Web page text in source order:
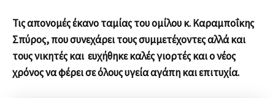
Τις απονομές έκανο ταμίας του ομίλου κ. Καραμποΐκης
Σπύρος, που συνεχάρει τους συμμετέχοντες αλλά και
τους νικητές και ευχήθηκε καλές γιορτές και ο νέος
χρόνος να φέρει σε όλους υγεία αγάπη και επιτυχία.